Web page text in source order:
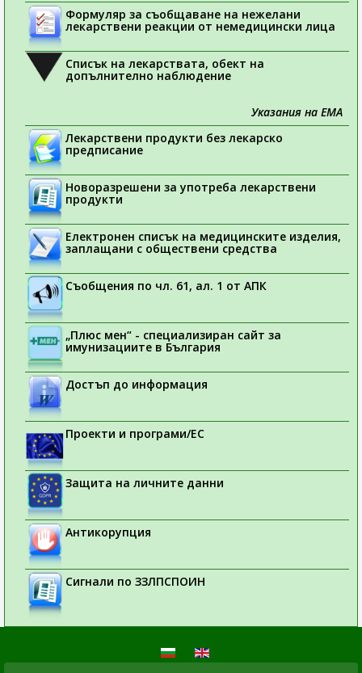
Формуляр за съобщаване на нежелани
лекарствени реакции от немедицински лица
Списък на лекарствата, обект на
допълнително наблюдение
Указания на ЕМА
Лекарствени продукти без лекарско
предписание
Новоразрешени за употреба лекарствени
продукти
Електронен списък на медицинските изделия,
заплащани с обществени средства
Съобщения по чл. 61, ал. 1 от АПК
„Плюс мен“ - специализиран сайт за
имунизациите в България
Достъп до информация
Проекти и програми/ЕС
Защита на личните данни
Антикорупция
Сигнали по ЗЗЛПСПОИН